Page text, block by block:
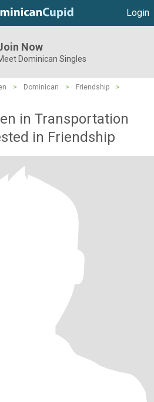
Login
Now
Dominican Singles
> Dominican > Friendship
>
in Transportation
in Friendship